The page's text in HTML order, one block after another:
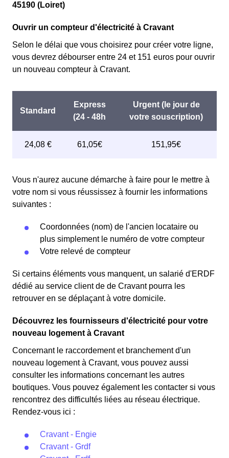
45190 (Loiret)
Ouvrir un compteur d'électricité à Cravant
Selon le délai que vous choisirez pour créer votre ligne,
vous devrez débourser entre 24 et 151 euros pour ouvrir
un nouveau compteur à Cravant.
Vous n'aurez aucune démarche à faire pour le mettre à
votre nom si vous réussissez à fournir les informations
suivantes :
Coordonnées (nom) de l'ancien locataire ou
plus simplement le numéro de votre compteur
Votre relevé de compteur
Si certains éléments vous manquent, un salarié d'ERDF
dédié au service client de de Cravant pourra les
retrouver en se déplaçant à votre domicile.
Découvrez les fournisseurs d'électricité pour votre
nouveau logement à Cravant
Concernant le raccordement et branchement d'un
nouveau logement à Cravant, vous pouvez aussi
consulter les informations concernant les autres
boutiques. Vous pouvez également les contacter si vous
rencontrez des difficultés liées au réseau électrique.
Rendez-vous ici :
Cravant - Engie
Cravant - Grdf